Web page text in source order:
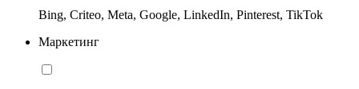
Bing, Criteo, Meta, Google, LinkedIn, Pinterest, TikTok
Маркетинг